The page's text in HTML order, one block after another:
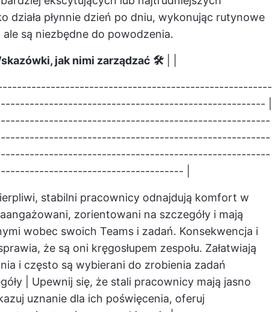
działa płynnie dzień po dniu, wykonując rutynowe
są niezbędne do powodzenia.
jak nimi zarządzać 🛠️
|
|
stabilni pracownicy odnajdują komfort w
zorientowani na szczegóły i mają
wobec swoich Teams i zadań. Konsekwencja i
że są oni kręgosłupem zespołu. Załatwiają
i często są wybierani do zrobienia zadań
| Upewnij się, że stali pracownicy mają jasno
uznanie dla ich poświęcenia, oferuj